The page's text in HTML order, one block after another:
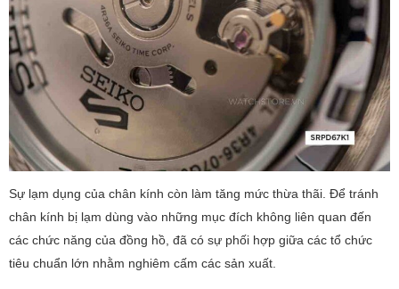
Sự lạm dụng của chân kính còn làm tăng mức thừa thãi. Để tránh
chân kính bị lạm dùng vào những mục đích không liên quan đến
các chức năng của đồng hồ, đã có sự phối hợp giữa các tổ chức
tiêu chuẩn lớn nhằm nghiêm cấm các sản xuất.